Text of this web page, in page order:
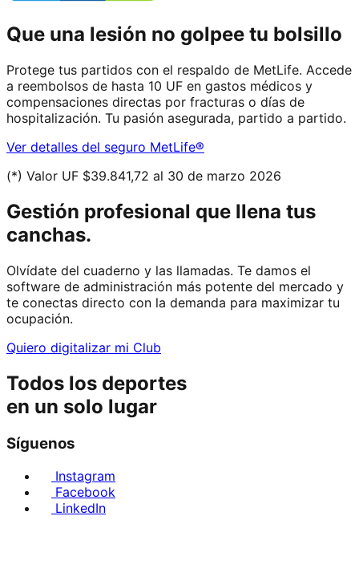
Que una lesión no golpee tu bolsillo
Protege tus partidos con el respaldo de MetLife. Accede
a reembolsos de hasta 10 UF en gastos médicos y
compensaciones directas por fracturas o días de
hospitalización. Tu pasión asegurada, partido a partido.
Ver detalles del seguro MetLife®
(*) Valor UF $39.841,72 al 30 de marzo 2026
Gestión profesional que llena tus
canchas.
Olvídate del cuaderno y las llamadas. Te damos el
software de administración más potente del mercado y
te conectas directo con la demanda para maximizar tu
ocupación.
Quiero digitalizar mi Club
Todos los deportes
en un solo lugar
Síguenos
Instagram
Facebook
LinkedIn